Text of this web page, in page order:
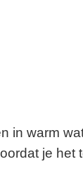
in warm
je het